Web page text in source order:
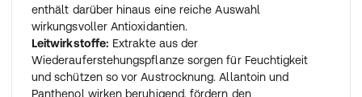
enthält darüber hinaus eine reiche Auswahl
wirkungsvoller Antioxidantien.
Leitwirkstoffe: Extrakte aus der
Wiederauferstehungspflanze sorgen für Feuchtigkeit
und schützen so vor Austrocknung. Allantoin und
Panthenol wirken beruhigend, fördern den